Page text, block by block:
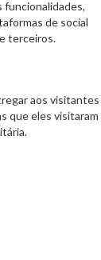
funcionalidades,
de social
terceiros.
aos visitantes
que eles visitaram